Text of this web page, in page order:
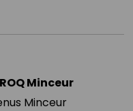
Minceur
Minceur